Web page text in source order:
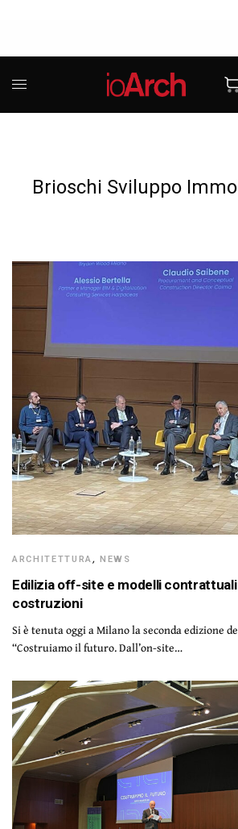
Brioschi Sviluppo
ARCHITETTURA,NEWS
Edilizia off-site e modelli
costruzioni
Si è tenuta oggi a Milano la seconda edizione
“Costruiamo il futuro. Dall’on-site…